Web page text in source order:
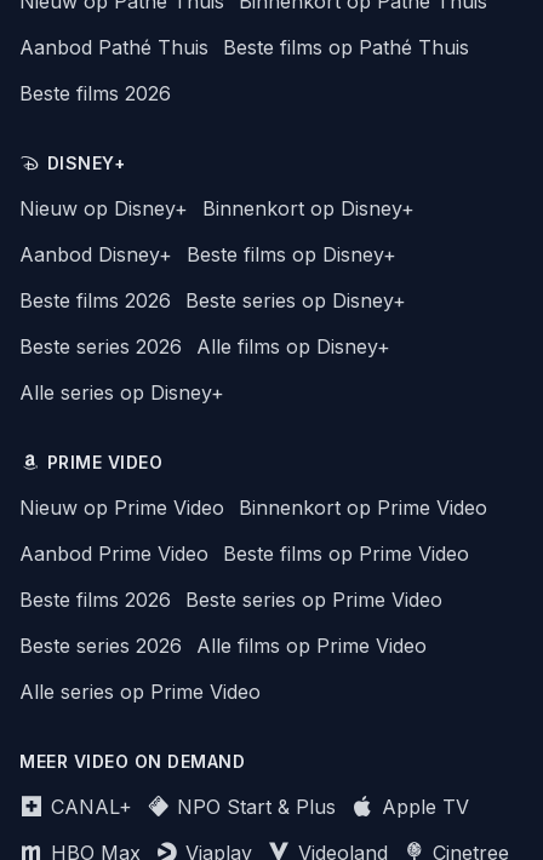
Aanbod Pathé Thuis
Beste films op Pathé Thuis
Beste films 2026
DISNEY+
Nieuw op Disney+
Binnenkort op Disney+
Aanbod Disney+
Beste films op Disney+
Beste films 2026
Beste series op Disney+
Beste series 2026
Alle films op Disney+
Alle series op Disney+
PRIME VIDEO
Nieuw op Prime Video
Binnenkort op Prime Video
Aanbod Prime Video
Beste films op Prime Video
Beste films 2026
Beste series op Prime Video
Beste series 2026
Alle films op Prime Video
Alle series op Prime Video
MEER VIDEO ON DEMAND
CANAL+ NPO Start & Plus
Apple TV
HBO Max
Viaplay Videoland Cinetree